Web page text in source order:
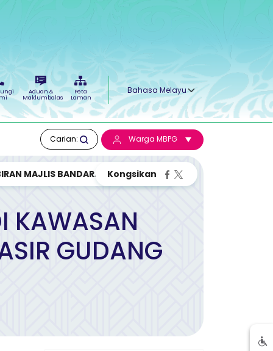
Aduan &
Maklumbalas
Peta
Laman
Select your language
Carian: Warga MBPG
MAJLIS BANDARAYA PASIR GUD...
KAWASAN
GUDANG